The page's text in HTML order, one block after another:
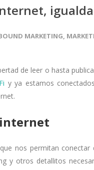
MARKETING,
de leer o hasta
y ya estamos
nos permitan
y otros detallitos